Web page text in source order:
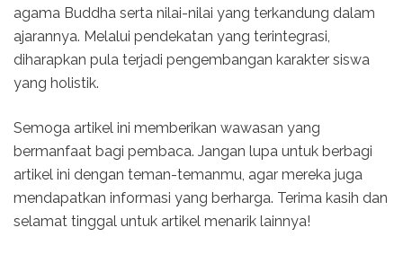
agama Buddha serta nilai-nilai yang terkandung dalam
ajarannya. Melalui pendekatan yang terintegrasi,
diharapkan pula terjadi pengembangan karakter siswa
yang holistik.
Semoga artikel ini memberikan wawasan yang
bermanfaat bagi pembaca. Jangan lupa untuk berbagi
artikel ini dengan teman-temanmu, agar mereka juga
mendapatkan informasi yang berharga. Terima kasih dan
selamat tinggal untuk artikel menarik lainnya!